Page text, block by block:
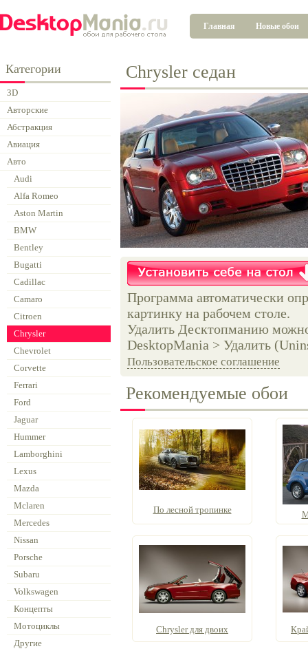
Главная Новые обои
Категории
3D
Авторские
Абстракция
Авиация
Авто
Audi
Alfa Romeo
Aston Martin
BMW
Bentley
Bugatti
Cadillac
Camaro
Citroen
Chrysler
Chevrolet
Corvette
Ferrari
Ford
Jaguar
Hummer
Lamborghini
Lexus
Mazda
Mclaren
Mercedes
Nissan
Porsche
Subaru
Volkswagen
Концепты
Мотоциклы
Другие
Chrysler седан
Программа автоматически
картинку на рабочем столе.
Удалить Десктопманию
DesktopMania > Удалить
Пользовательское соглашение
Рекомендуемые обои
По лесной тропинке
Chrysler для двоих